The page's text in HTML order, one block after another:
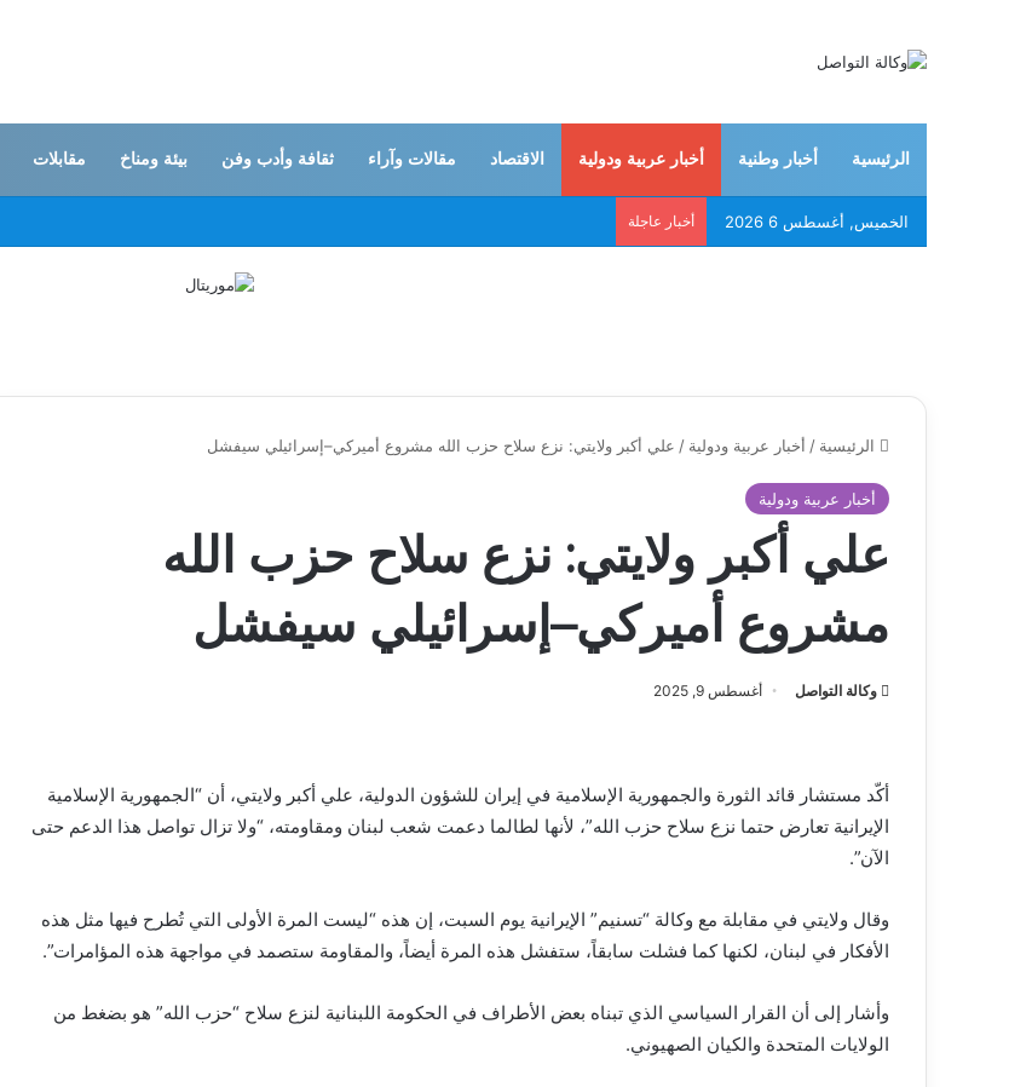
الرئيسية أخبار وطنية أخبار عربية ودولية الاقتصاد مقالات وآراء ثقافة وأدب وفن بيئة ومناخ مقابلات
الخميس, أغسطس 6 2026 أخبار عاجلة
الرئيسية / أخبار عربية ودولية / علي أكبر ولايتي: نزع سلاح حزب الله مشروع أميركي–إسرائيلي سيفشل
أخبار عربية ودولية
علي أكبر ولايتي: نزع سلاح حزب الله
مشروع أميركي–إسرائيلي سيفشل
وكالة التواصل أغسطس 9, 2025
أكّد مستشار قائد الثورة والجمهورية الإسلامية في إيران للشؤون الدولية، علي أكبر ولايتي، أن “الجمهورية الإسلامية
الإيرانية تعارض حتما نزع سلاح حزب الله”، لأنها لطالما دعمت شعب لبنان ومقاومته، “ولا تزال تواصل هذا الدعم حتى
الآن”.
وقال ولايتي في مقابلة مع وكالة “تسنيم” الإيرانية يوم السبت، إن هذه “ليست المرة الأولى التي تُطرح فيها مثل هذه
الأفكار في لبنان، لكنها كما فشلت سابقاً، ستفشل هذه المرة أيضاً، والمقاومة ستصمد في مواجهة هذه المؤامرات”.
وأشار إلى أن القرار السياسي الذي تبناه بعض الأطراف في الحكومة اللبنانية لنزع سلاح “حزب الله” هو بضغط من
الولايات المتحدة والكيان الصهيوني.